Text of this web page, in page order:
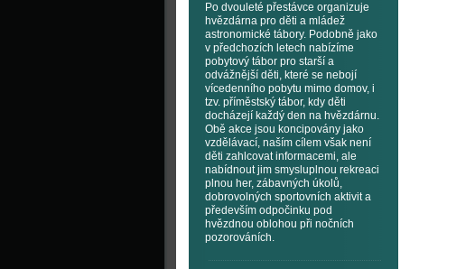
Po dvouleté přestávce organizuje
hvězdárna pro děti a mládež
astronomické tábory. Podobně jako
v předchozích letech nabízíme
pobytový tábor pro starší a
odvážnější děti, které se nebojí
vícedenního pobytu mimo domov, i
tzv. příměstský tábor, kdy děti
docházejí každý den na hvězdárnu.
Obě akce jsou koncipovány jako
vzdělávací, naším cílem však není
děti zahlcovat informacemi, ale
nabídnout jim smysluplnou rekreaci
plnou her, zábavných úkolů,
dobrovolných sportovních aktivit a
především odpočinku pod
hvězdnou oblohou při nočních
pozorováních.